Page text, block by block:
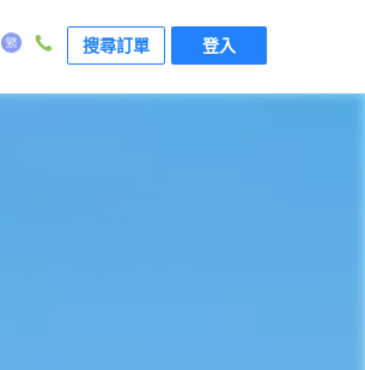
搜尋訂單 登入